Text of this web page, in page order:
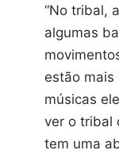
“No tribal,
algumas
estão mais
músicas
ver o tribal
tem uma